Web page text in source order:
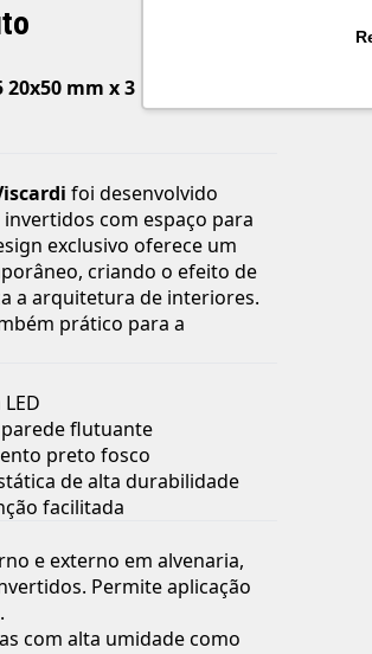
mm x 3 Metros
foi desenvolvido
com espaço para
exclusivo oferece um
criando o efeito de
a arquitetura de interiores.
prático para a
flutuante
preto fosco
de alta durabilidade
facilitada
e externo em alvenaria,
Permite aplicação
com alta umidade como